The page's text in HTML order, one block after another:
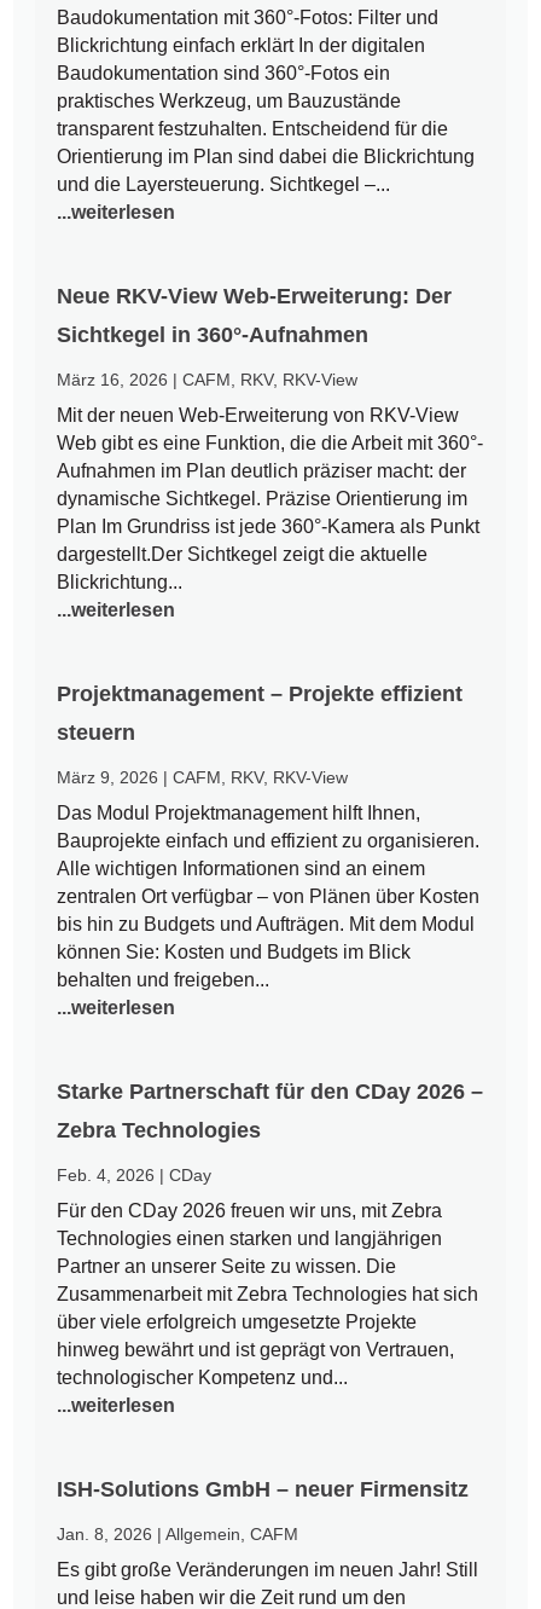
Baudokumentation mit 360°-Fotos: Filter und
Blickrichtung einfach erklärt In der digitalen
Baudokumentation sind 360°-Fotos ein
praktisches Werkzeug, um Bauzustände
transparent festzuhalten. Entscheidend für die
Orientierung im Plan sind dabei die Blickrichtung
und die Layersteuerung. Sichtkegel –...
...weiterlesen
Neue RKV-View Web-Erweiterung: Der
Sichtkegel in 360°-Aufnahmen
März 16, 2026 |CAFM RKV, RKV-View
Mit der neuen Web-Erweiterung von RKV-View
Web gibt es eine Funktion, die die Arbeit mit 360°-
Aufnahmen im Plan deutlich präziser macht: der
dynamische Sichtkegel. Präzise Orientierung im
Plan Im Grundriss ist jede 360°-Kamera als Punkt
dargestellt.Der Sichtkegel zeigt die aktuelle
Blickrichtung...
...weiterlesen
Projektmanagement – Projekte effizient
steuern
März 9, 2026 |CAFM RKV, RKV-View
Das Modul Projektmanagement hilft Ihnen,
Bauprojekte einfach und effizient zu organisieren.
Alle wichtigen Informationen sind an einem
zentralen Ort verfügbar – von Plänen über Kosten
bis hin zu Budgets und Aufträgen. Mit dem Modul
können Sie: Kosten und Budgets im Blick
behalten und freigeben...
...weiterlesen
Starke Partnerschaft für den CDay 2026 –
Zebra Technologies
Feb. 4, 2026 |CDay
Für den CDay 2026 freuen wir uns, mit Zebra
Technologies einen starken und langjährigen
Partner an unserer Seite zu wissen. Die
Zusammenarbeit mit Zebra Technologies hat sich
über viele erfolgreich umgesetzte Projekte
hinweg bewährt und ist geprägt von Vertrauen,
technologischer Kompetenz und...
...weiterlesen
ISH-Solutions GmbH – neuer Firmensitz
Jan. 8, 2026 |Allgemein ,CAFM
Es gibt große Veränderungen im neuen Jahr! Still
und leise haben wir die Zeit rund um den